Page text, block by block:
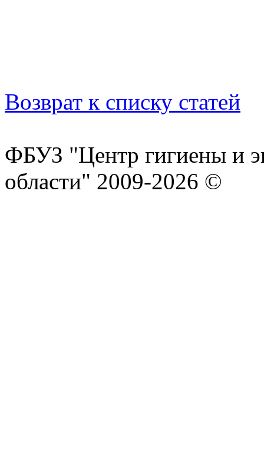
Возврат к списку статей
ФБУЗ "Центр гигиены и
области" 2009-2026 ©